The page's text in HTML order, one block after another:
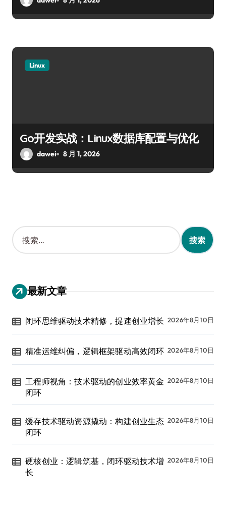
Linux
Go开发实战：Linux数据库配置与优化
dawei 8 月 1, 2026
搜
索
：
最新文章
闭环思维驱动技术精修，提速创业增长 2026年8月10日
精准运维纠偏，逻辑框架驱动高效闭环 2026年8月10日
工程师视角：技术驱动的创业效率黄金
闭环
2026年8月10日
缓存技术驱动资源撬动：构建创业生态
闭环
2026年8月10日
硬核创业：逻辑筑基，闭环驱动技术增
长
2026年8月10日